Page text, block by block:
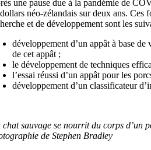
une pause due à la pandémie de
néo-zélandais sur deux ans. Ces
et de développement sont les
développement d’un appât à base
de cet appât ;
le développement de techniques
l’essai réussi d’un appât pour les
développement d’un classificateur
chat sauvage se nourrit du corps d’un
de Stephen Bradley